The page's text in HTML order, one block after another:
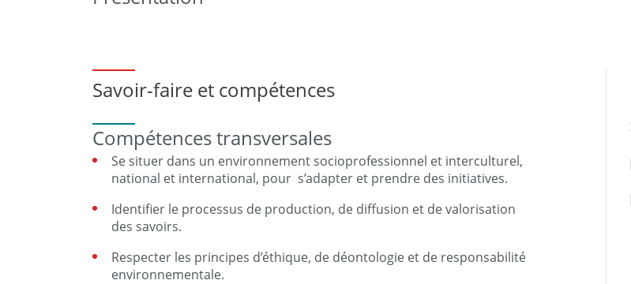
Savoir-faire et compétences
Compétences transversales
Se situer dans un environnement socioprofessionnel et interculturel,
national et international, pour s’adapter et prendre des initiatives.
Identifier le processus de production, de diffusion et de valorisation
des savoirs.
Respecter les principes d’éthique, de déontologie et de responsabilité
environnementale.